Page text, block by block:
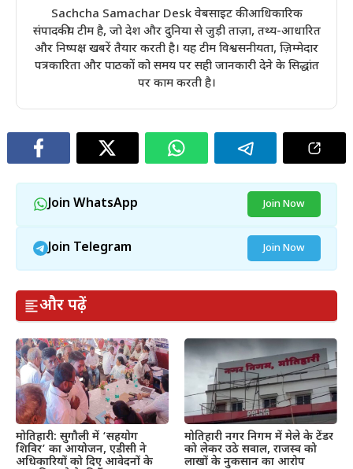
Sachcha Samachar Desk वेबसाइट की आधिकारिक
संपादकीय टीम है, जो देश और दुनिया से जुड़ी ताज़ा, तथ्य-आधारित
और निष्पक्ष खबरें तैयार करती है। यह टीम विश्वसनीयता, ज़िम्मेदार
पत्रकारिता और पाठकों को समय पर सही जानकारी देने के सिद्धांत
पर काम करती है।
Join WhatsApp Join Now
Join Telegram Join Now
और पढ़ें
मोतिहारी: सुगौली में ‘सहयोग
शिविर’ का आयोजन, एडीसी ने
अधिकारियों को दिए आवेदनों के
मोतिहारी नगर निगम में मेले के टेंडर
को लेकर उठे सवाल, राजस्व को
लाखों के नुकसान का आरोप